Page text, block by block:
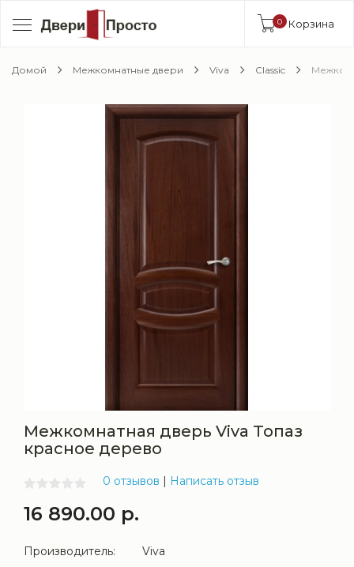
0 Корзина
Домой Межкомнатные двери Viva Classic
Межкомнатная дверь Viva Топаз
красное дерево
0 отзывов | Написать отзыв
16 890.00 р.
Производитель:
Viva